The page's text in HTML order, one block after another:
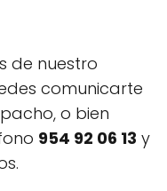
de nuestro
comunicarte
o bien
954 92 06 13 y